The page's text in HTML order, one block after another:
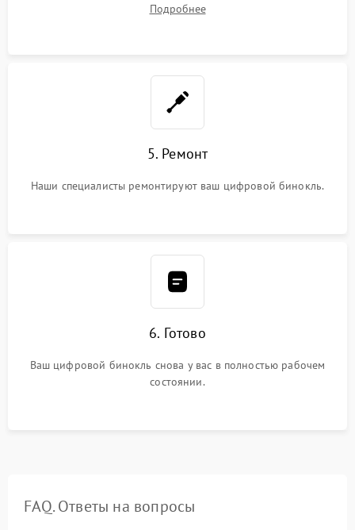
Подробнее
5. Ремонт
Наши специалисты ремонтируют ваш цифровой бинокль.
6. Готово
Ваш цифровой бинокль снова у вас в полностью рабочем
состоянии.
FAQ. Ответы на вопросы